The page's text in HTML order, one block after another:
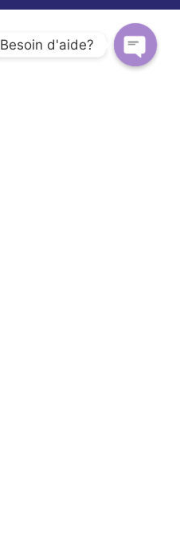
Besoin d'aide?
Open